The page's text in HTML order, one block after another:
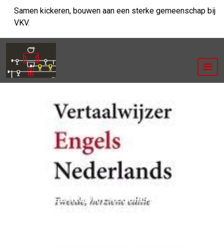
naar
inhoud
Samen kickeren, bouwen aan een sterke gemeenschap bij
VKV.
/
HET BELANG VAN NEDERLANDS NAAR